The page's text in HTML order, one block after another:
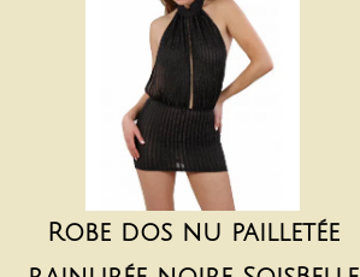
Robe dos nu pailletée